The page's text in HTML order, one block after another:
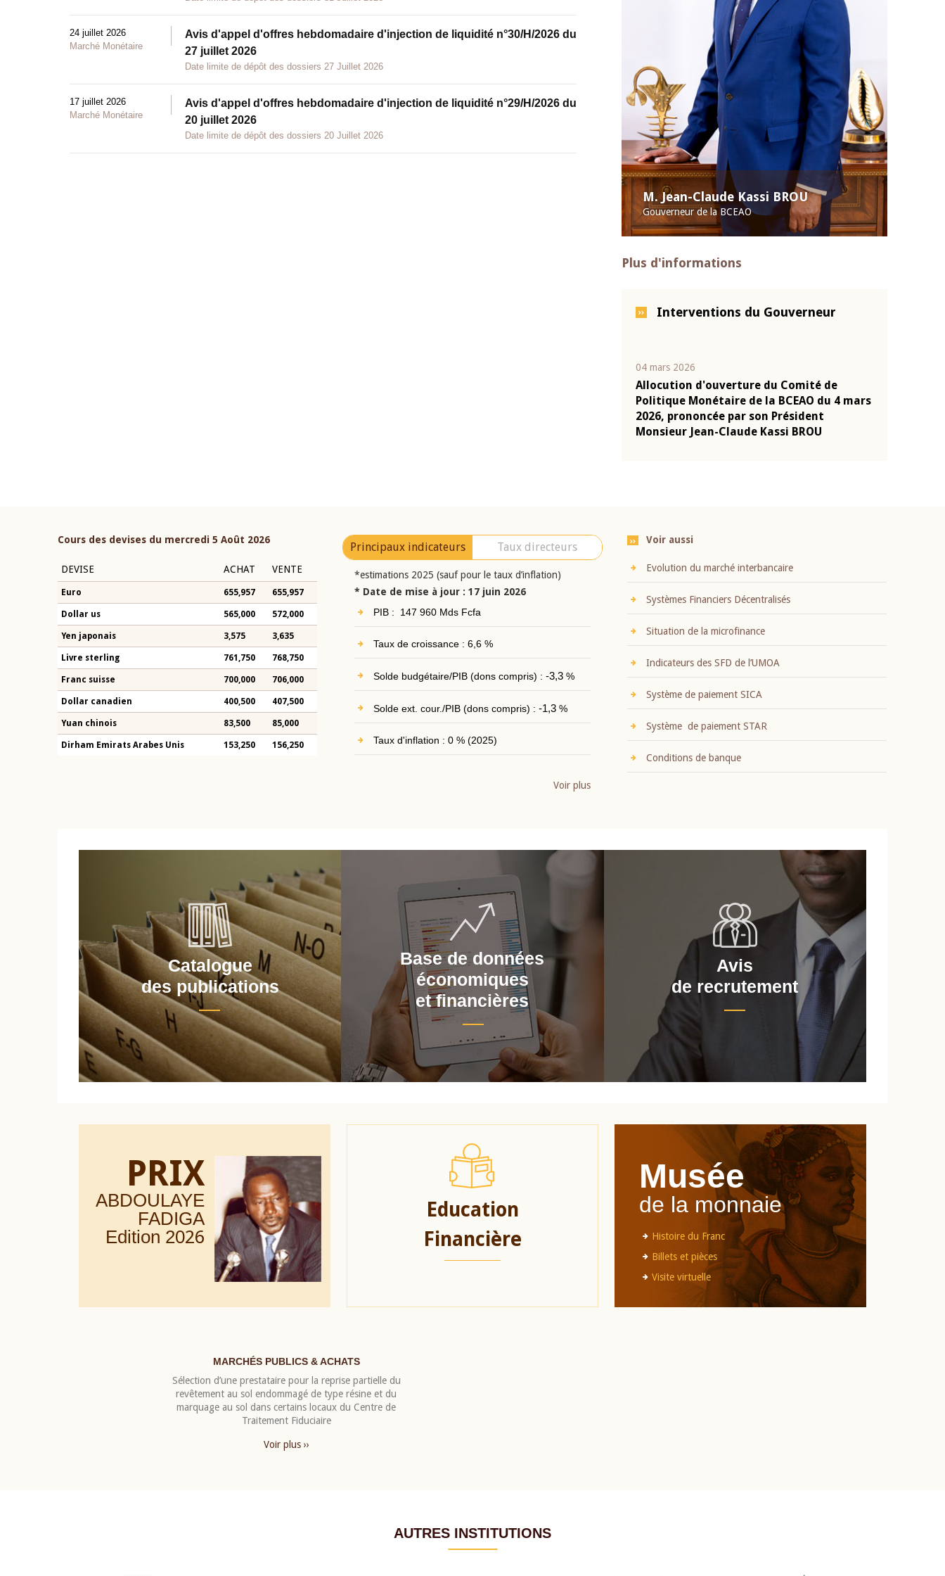
M. Jean-Claude Kassi BROU
Gouverneur de la BCEAO
Plus d'informations
Interventions du Gouverneur
04 mars 2026
Allocution d'ouverture du Comité de
Politique Monétaire de la BCEAO du 4 mars
2026, prononcée par son Président
Monsieur Jean-Claude Kassi BROU
24 juillet 2026
Marché Monétaire
Avis d'appel d'offres hebdomadaire d'injection de liquidité n°30/H/2026 du
27 juillet 2026
Date limite de dépôt des dossiers 27 Juillet 2026
17 juillet 2026
Marché Monétaire
Avis d'appel d'offres hebdomadaire d'injection de liquidité n°29/H/2026 du
20 juillet 2026
Date limite de dépôt des dossiers 20 Juillet 2026
Cours des devises du mercredi 5 Août 2026
DEVISE ACHAT VENTE
Euro 655,957 655,957
Dollar us 565,000 572,000
Yen japonais 3,575 3,635
Livre sterling 761,750 768,750
Franc suisse 700,000 706,000
Dollar canadien 400,500 407,500
Yuan chinois 83,500 85,000
Dirham Emirats Arabes Unis 153,250 156,250
Principaux indicateurs Taux directeurs
*estimations 2025 (sauf pour le taux d’inflation)
* Date de mise à jour : 17 juin 2026
PIB : 147 960 Mds Fcfa
Taux de croissance : 6,6 %
Solde budgétaire/PIB (dons compris) : -3,3%
Solde ext. cour./PIB (dons compris) : -1,3%
Taux d'inflation : 0 % (2025)
Voir plus
Voir aussi
Evolution du marché interbancaire
Systèmes Financiers Décentralisés
Situation de la microfinance
Indicateurs des SFD de l’UMOA
Système de paiement SICA
Système de paiement STAR
Conditions de banque
Catalogue
des publications
Base de données
économiques
et financières
Avis
de recrutement
PRIX
ABDOULAYE
FADIGA
Edition 2026
Education
Financière
Musée
de la monnaie
Histoire du Franc
Billets et pièces
Visite virtuelle
MARCHÉS PUBLICS & ACHATS
Sélection d’une prestataire pour la reprise partielle du
revêtement au sol endommagé de type résine et du
marquage au sol dans certains locaux du Centre de
Traitement Fiduciaire
Voir plus ››
AUTRES INSTITUTIONS